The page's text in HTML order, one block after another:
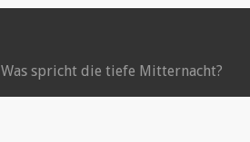
Was spricht die tiefe Mitternacht?